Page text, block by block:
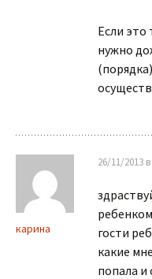
Если
нужно
карина
26/11/2013
гости
какие
попала и